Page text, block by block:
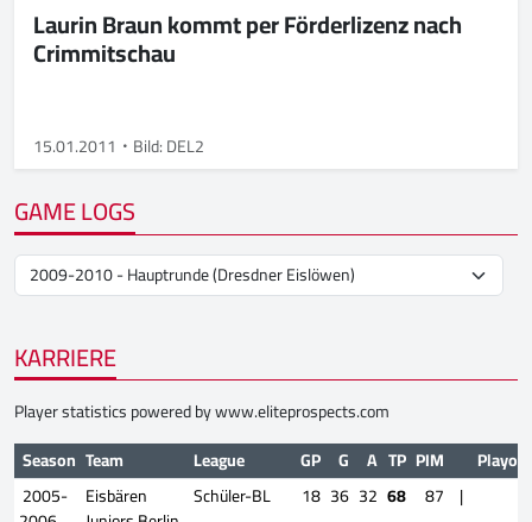
Laurin Braun kommt per Förderlizenz nach
Crimmitschau
15.01.2011 Bild: DEL2
GAME LOGS
KARRIERE
Player statistics powered bywww.eliteprospects.com
Season Team League GP G A TP PIM
2005-
Eisbären
Schüler-BL 18 36 32 68 87 |